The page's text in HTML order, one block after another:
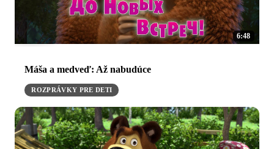
6:48
Máša a medveď: Až nabudúce
ROZPRÁVKY PRE DETI